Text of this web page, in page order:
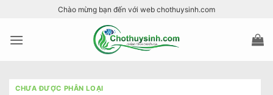
nội
Chào mừng bạn đến với web chothuysinh.com
CHƯA ĐƯỢC PHÂN LOẠI